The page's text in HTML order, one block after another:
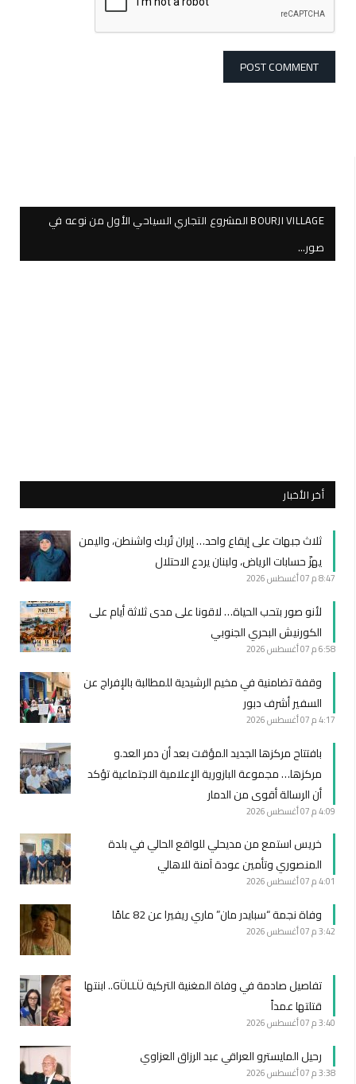
BOURJI VILLAGE المشروع التجاري السياحي الأول من نوعه في
صور…
أخر الأخبار
ثلاث جبهات على إيقاع واحد… إيران تُربك واشنطن، واليمن
يهزّ حسابات الرياض، ولبنان يردع الاحتلال
8:47 م 07 أغسطس 2026
لأنو صور بتحب الحياة… لاقونا على مدى ثلاثة أيام على
الكورنيش البحري الجنوبي
6:58 م 07 أغسطس 2026
وقفة تضامنية في مخيم الرشيدية للمطالبة بالإفراج عن
السفير أشرف دبور
4:17 م 07 أغسطس 2026
بافتتاح مركزها الجديد المؤقت بعد أن دمر العد.و
مركزها… مجموعة البازورية الإعلامية الاجتماعية تؤكد
أن الرسالة أقوى من الدمار
4:09 م 07 أغسطس 2026
خريس استمع من مديحلي للواقع الحالي في بلدة
المنصوري وتأمين عودة آمنة للاهالي
4:01 م 07 أغسطس 2026
وفاة نجمة “سبايدر مان” ماري ريفيرا عن 82 عامًا
3:42 م 07 أغسطس 2026
تفاصيل صادمة في وفاة المغنية التركية GÜLLÜ.. ابنتها
قتلتها عمداً
3:40 م 07 أغسطس 2026
رحيل المايسترو العراقي عبد الرزاق العزاوي
3:38 م 07 أغسطس 2026